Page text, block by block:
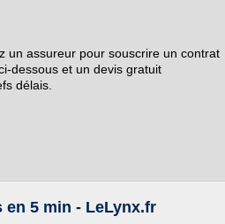
un assureur pour souscrire un contrat
dessous et un devis gratuit
délais.
5 min - LeLynx.fr